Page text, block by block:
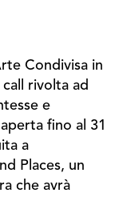
Condivisa in
rivolta ad
e
fino al 31
a
Places, un
che avrà